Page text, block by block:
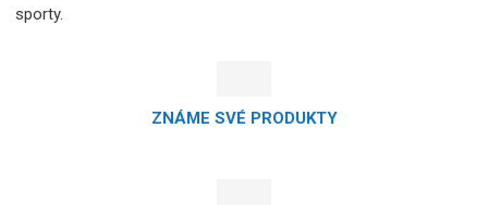
sporty.
ZNÁME SVÉ PRODUKTY